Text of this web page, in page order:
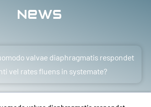
News
valvae diaphragmatis respondet
vel rates fluens in systemate?